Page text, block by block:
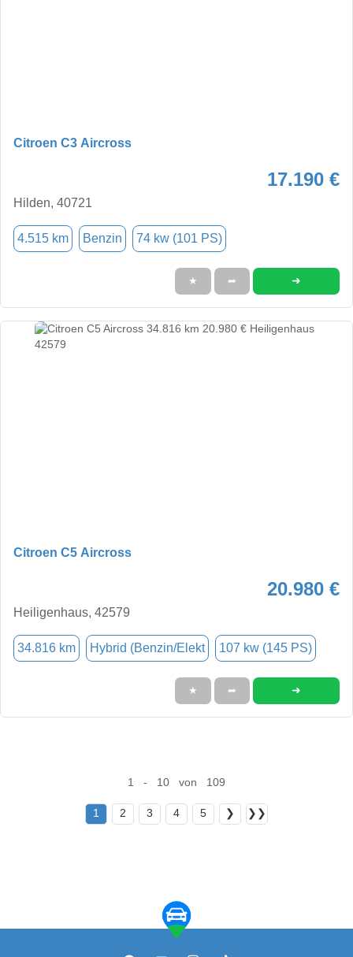
Citroen C3 Aircross
17.190 €
Hilden, 40721
4.515 km Benzin 74 kw (101 PS)
★ ➦ ➜
Citroen C5 Aircross
20.980 €
Heiligenhaus, 42579
34.816 km Hybrid (Benzin/Elekt 107 kw (145 PS)
★ ➦ ➜
1 - 10 von 109
1 2 3 4 5 ❯ ❯❯